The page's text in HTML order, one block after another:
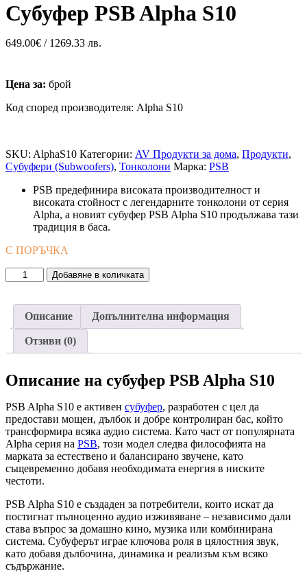
Субуфер PSB Alpha S10
649.00€ / 1269.33 лв.
Цена за: брой
Код според производителя: Alpha S10
SKU: AlphaS10 Категории: AV Продукти за дома, Продукти,
Субуфери (Subwoofers), Тонколони Марка: PSB
PSB предефинира високата производителност и
високата стойност с легендарните тонколони от серия
Alpha, а новият субуфер PSB Alpha S10 продължава тази
традиция в баса.
С ПОРЪЧКА
количество
за
Alpha
Добавяне в количката
Описание Допълнителна информация
Отзиви (0)
Описание на субуфер PSB Alpha S10
PSB Alpha S10 е активен субуфер, разработен с цел да
предостави мощен, дълбок и добре контролиран бас, който
трансформира всяка аудио система. Като част от популярната
Alpha серия на PSB, този модел следва философията на
марката за естествено и балансирано звучене, като
същевременно добавя необходимата енергия в ниските
честоти.
PSB Alpha S10 е създаден за потребители, които искат да
постигнат пълноценно аудио изживяване – независимо дали
става въпрос за домашно кино, музика или комбинирана
система. Субуферът играе ключова роля в цялостния звук,
като добавя дълбочина, динамика и реализъм към всяко
съдържание.